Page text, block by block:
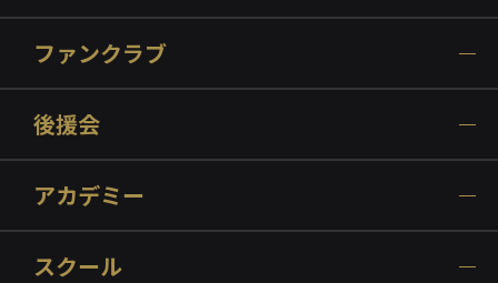
ファンクラブ
後援会
アカデミー
スクール